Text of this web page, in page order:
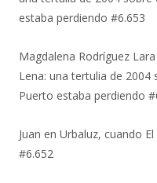
estaba perdiendo #6.653
Magdalena Rodríguez Lara
Lena: una tertulia de
Puerto estaba perdiendo
Juan en Urbaluz, cuando
#6.652